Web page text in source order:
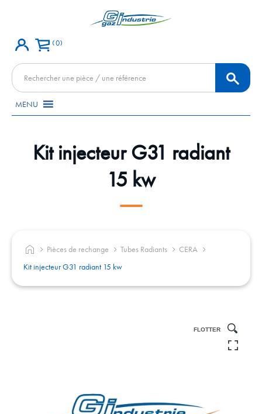
0
Recherche
de
produits
MENU
Kit injecteur G31 radiant
15 kw
Pièces de rechange Tubes Radiants
CERA
Kit injecteur G31 radiant 15 kw
FLOTTER